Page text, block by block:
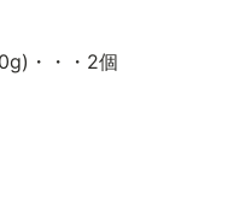
・・・2個